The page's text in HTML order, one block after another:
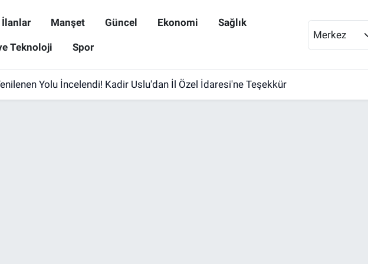
İlanlar Manşet Güncel Ekonomi Sağlık
Teknoloji Spor
Merkez
Dağıtım Noktasına Ziyaret! İhtiyaç Sahiplerine Destek Çalışmaları İncelendi